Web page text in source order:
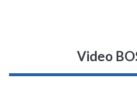
Video